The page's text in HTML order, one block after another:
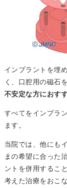
インプラントを埋
く、口腔用の磁石
不安定な方におす
すべてをインプラ
ます。
当院では、他にも
まの希望に合った
ントを併用するこ
考えた治療をおこ